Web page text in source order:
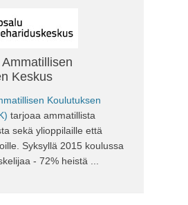
Keskus
Koulutuksen
tarjoaa ammatillista
sekä ylioppilaille että
Syksyllä 2015 koulussa
- 72% heistä ...